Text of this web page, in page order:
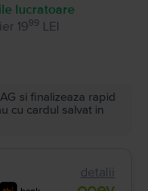
lucratoare
1999 LEI
si finalizeaza rapid
cu cardul salvat in
detalii